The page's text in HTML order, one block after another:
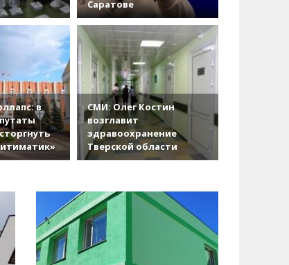
Саратове
в
СМИ: Олег Костин
возглавит
здравоохранение
Тверской области